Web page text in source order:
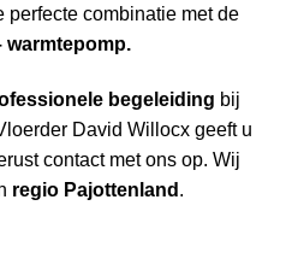
perfecte combinatie met de
warmtepomp.
begeleiding bij
David Willocx geeft u
contact met ons op. Wij
regio Pajottenland .